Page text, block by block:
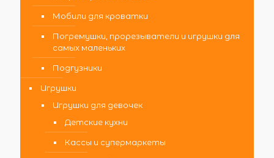
Мобили для кроватки
Погремушки, прорезыватели и игрушки для
самых маленьких
Подгузники
Игрушки
Игрушки для девочек
Детские кухни
Кассы и супермаркеты